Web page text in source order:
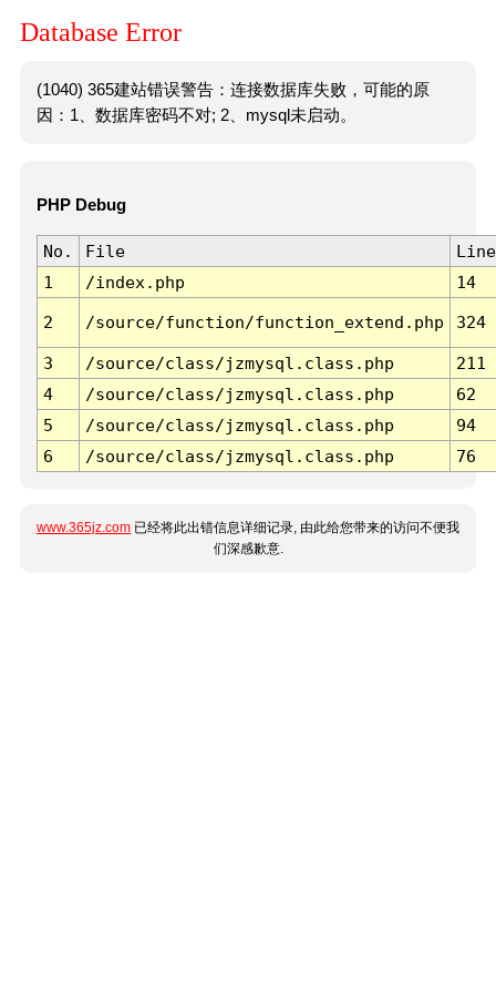
Database Error
(1040) 365建站错误警告：连接数据库失败，可能的原
因：1、数据库密码不对; 2、mysql未启动。
PHP Debug
No. File
Line
1
/index.php 14
2 /source/function/function_extend.php 324
3 /source/class/jzmysql.class.php
211
4
/source/class/jzmysql.class.php
62
5
/source/class/jzmysql.class.php
94
6
/source/class/jzmysql.class.php 76
www.365jz.com 已经将此出错信息详细记录, 由此给您带来的访问不便我
们深感歉意.